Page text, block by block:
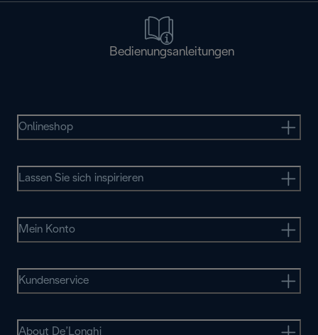
Bedienungsanleitungen
Onlineshop
Lassen Sie sich inspirieren
Mein Konto
Kundenservice
About De’Longhi